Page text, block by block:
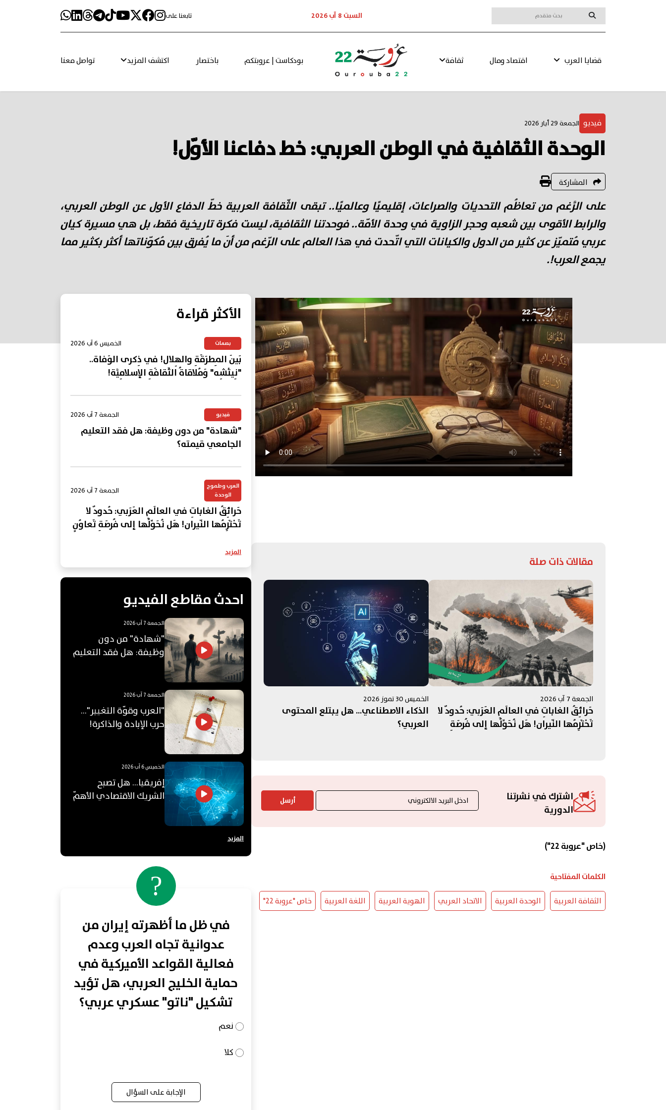
السبت 8 آب 2026 تابعنا على
قضايا العرب اقتصاد ومال ثقافة بودكاست | عروبتكم باختصار اكتشف المزيد تواصل معنا
فيديو الجمعة 29 أيار 2026
الوحدة الثقافية في الوطن العربي: خط دفاعنا الأوّل!
المشاركة
على الرَّغم من تعاظُم التحديات والصراعات، إقليميًا وعالميًا.. تبقى الثّقافة العربية خطّ الدفاع الأول عن الوطن العربي،
والرابط الأقوى بين شعبه وحجر الزاوية في وحدة الأمّة.. فوحدتنا الثقافية، ليست فكرة تاريخية فقط، بل هي مسيرة كيان
عربي مُتميّز عن كثير من الدول والكيانات التي اتّحدت في هذا العالم على الرّغم من أنَ ما يُفرق بين مُكوّناتها أكثر بكثير مما
يجمع العرب!.
مقالات ذات صلة
الجمعة 7 آب 2026
حَرائِقُ الغاباتِ في العالَمِ العَرَبي: حُدودٌ لا
تَحْتَرِمُها النّيران! هَل نُحَوِّلُها إلى فُرصَةِ
الخميس 30 تموز 2026
الذكاء الاصطناعي... هل يبتلع المحتوى
العربي؟
اشترك في نشرتنا
الدورية
أرسل
(خاص "عروبة 22")
الكلمات المفتاحية
الثقافة العربية الوحدة العربية الاتحاد العربي الهوية العربية اللغة العربية خاص "عروبة 22"
الأكثر قراءة
بصمات الخميس 6 آب 2026
بَينَ المِطرَقَةِ والهِلال! في ذِكرى الوَفاة..
"نِيتْشِه" وَمُلاقاةُ الثَّقافَةِ الإسلامِيَّة!
فيديو الجمعة 7 آب 2026
"شهادة" من دون وظيفة: هل فقد التعليم
الجامعي قيمته؟
العرب وطموح
الوحدة
الجمعة 7 آب 2026
حَرائِقُ الغاباتِ في العالَمِ العَرَبي: حُدودٌ لا
تَحْتَرِمُها النّيران! هَل نُحَوِّلُها إلى فُرصَةِ تَعاوُنٍ
المزيد
احدث مقاطع الفيديو
الجمعة 7 آب 2026
"شهادة" من دون
وظيفة: هل فقد التعليم
الجامعي قيمته؟
الجمعة 7 آب 2026
"العرب وقوّة التغيير"...
حرب الإبادة والذاكرة!
الخميس 6 آب 2026
إفريقيا... هل تصبح
الشريك الاقتصادي الأهمّ
المزيد
?
في ظل ما أظهرته إيران من
عدوانية تجاه العرب وعدم
فعالية القواعد الأميركية في
حماية الخليج العربي، هل تؤيد
تشكيل "ناتو" عسكري عربي؟
نعم
كلا
الإجابة على السؤال